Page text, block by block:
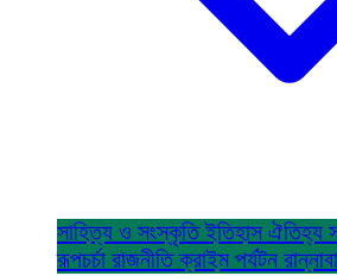
সাহিত্য ও সংস্কৃতিইতিহাস ঐতিহ্য
রূপচর্চা রাজনীতিক্রাইম পর্যটন